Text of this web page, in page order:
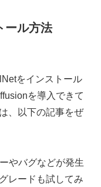
ール方法
をインストール
を導入できて
、以下の記事をぜ
やバグなどが発生
レードも試してみ